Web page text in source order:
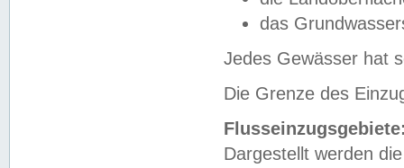
das
Jedes Gewässer hat
Die Grenze des
Dargestellt werden